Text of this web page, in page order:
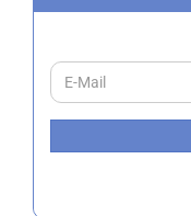
WEITER
ZUR
E-
Mail